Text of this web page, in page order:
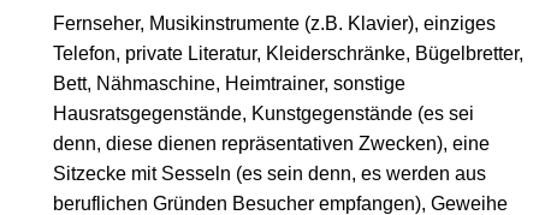
Fernseher, Musikinstrumente (z.B. Klavier), einziges
Telefon, private Literatur, Kleiderschränke, Bügelbretter,
Bett, Nähmaschine, Heimtrainer, sonstige
Hausratsgegenstände, Kunstgegenstände (es sei
denn, diese dienen repräsentativen Zwecken), eine
Sitzecke mit Sesseln (es sein denn, es werden aus
beruflichen Gründen Besucher empfangen), Geweihe